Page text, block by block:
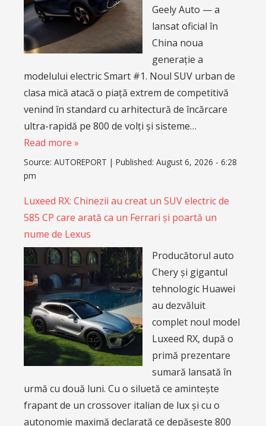
Geely Auto — a
lansat oficial în
China noua
generație a
modelului electric Smart #1. Noul SUV urban de
clasa mică atacă o piață extrem de competitivă
venind în standard cu arhitectură de încărcare
ultra-rapidă pe 800 de volți și sisteme…
Read more »
Source: AUTOREPORT | Published: August 6, 2026 - 6:28
pm
Luxeed RX: Chinezii au creat un SUV electric de
585 CP care arată ca un Ferrari și poartă un
nume de Lexus
Producătorul auto
Chery și gigantul
tehnologic Huawei
au dezvăluit
complet noul model
Luxeed RX, după o
primă prezentare
sumară lansată în
urmă cu două luni. Cu o siluetă ce amintește
frapant de un crossover italian de lux și cu o
autonomie maximă declarată ce depășește 800